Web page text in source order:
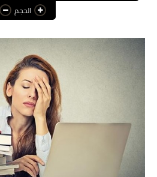
عالم
فن
أخبار
الحجم